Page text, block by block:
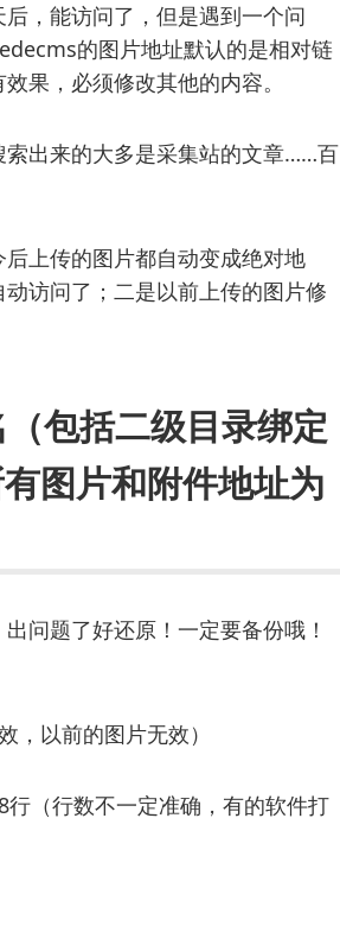
，能访问了，但是遇到一个问
的图片地址默认的是相对链
果，必须修改其他的内容。
索出来的大多是采集站的文章……百
上传的图片都自动变成绝对地
访问了；二是以前上传的图片修
包括二级目录绑定
图片和附件地址为
问题了好还原！一定要备份哦！
，以前的图片无效）
（行数不一定准确，有的软件打